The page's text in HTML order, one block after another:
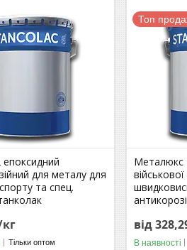
епоксидний
для металу для
та спец.
Тільки оптом
Топ
від
В наявності